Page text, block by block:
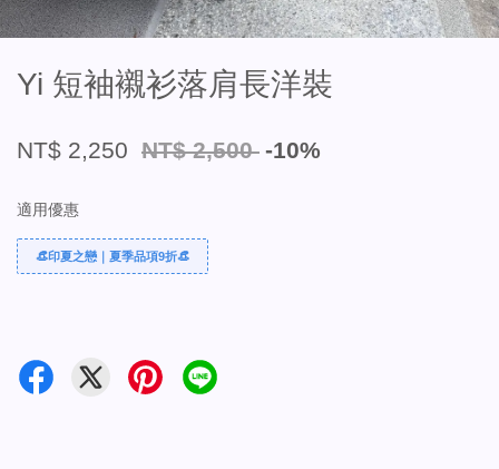
Yi 短袖襯衫落肩長洋裝
NT$ 2,250 NT$ 2,500 -10%
適用優惠
👒印夏之戀｜夏季品項9折👒